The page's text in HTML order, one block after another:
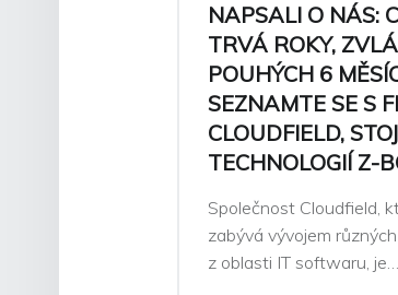
NAPSALI O NÁS:
TRVÁ ROKY,
POUHÝCH 6
SEZNAMTE SE S
CLOUDFIELD,
TECHNOLOGIÍ Z-
Společnost Cloudfield,
zabývá vývojem
z oblasti IT softwaru, je…